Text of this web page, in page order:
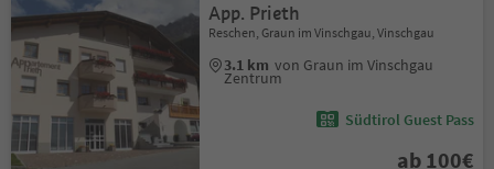
App. Prieth
Reschen, Graun im Vinschgau, Vinschgau
3.1 km von Graun im Vinschgau
Zentrum
Südtirol Guest Pass
ab 100€